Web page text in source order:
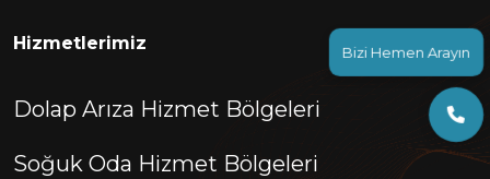
Bizi Hemen Arayın
Hizmetlerimiz
Dolap Arıza Hizmet Bölgeleri
Soğuk Oda Hizmet Bölgeleri